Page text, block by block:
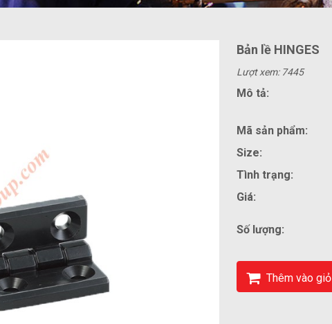
Bản lề HINGES
Lượt xem: 7445
Mô tả:
Mã sản phẩm:
Size:
Tình trạng:
Giá:
Số lượng:
Thêm vào giỏ